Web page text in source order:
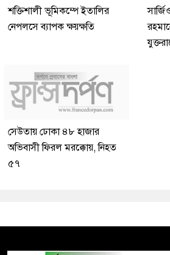
শক্তিশালী ভূমিকম্পে ইতালির
নেপলসে ব্যাপক ক্ষয়ক্ষতি
সেউতায় ঢোকা ৪৮ হাজার
অভিবাসী ফিরল মরক্কোয়, নিহত
৫৭